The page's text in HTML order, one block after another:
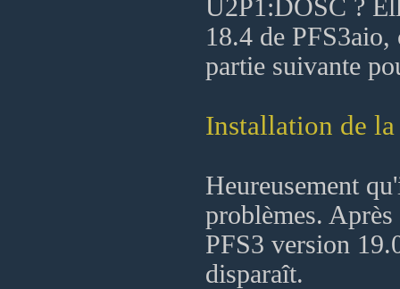
U2P1:DOSC ?
18.4 de PFS3aio,
partie suivante
Installation de
Heureusement
problèmes.
PFS3 version
disparaît.